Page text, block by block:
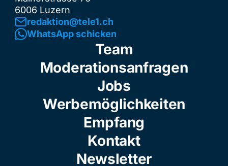
6006 Luzern
redaktion@tele1.ch
WhatsApp schicken
Team
Moderationsanfragen
Jobs
Werbemöglichkeiten
Empfang
Kontakt
Newsletter